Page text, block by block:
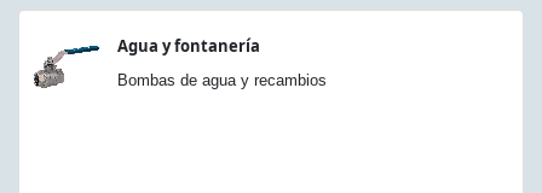
Agua y fontanería
Bombas de agua y recambios